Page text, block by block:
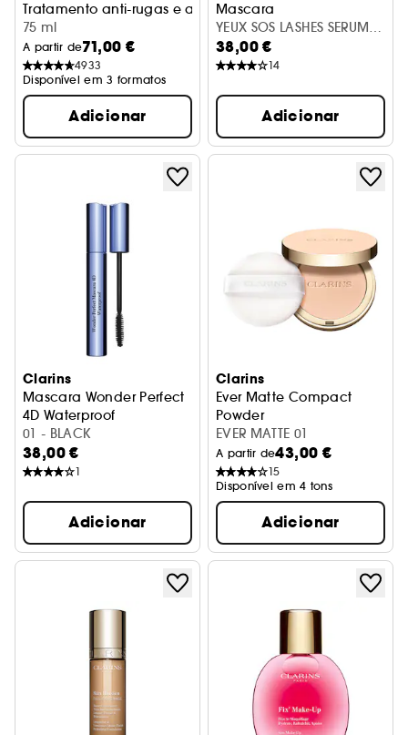
Tratamento anti-rugas e anti-idade
75 ml
A partir de71,00 €
4933
Disponível em 3 formatos
Adicionar
Mascara
Máscara Serum
YEUX SOS LASHES SERUM
MASCARA
38,00 €
14
Adicionar
Clarins
Mascara Wonder Perfect
4D Waterproof
Máscara de pestanas
01 - BLACK
38,00 €
1
Adicionar
Clarins
Ever Matte Compact
Powder
Pó Compacto Matificante
EVER MATTE 01
A partir de43,00 €
15
Disponível em 4 tons
Adicionar